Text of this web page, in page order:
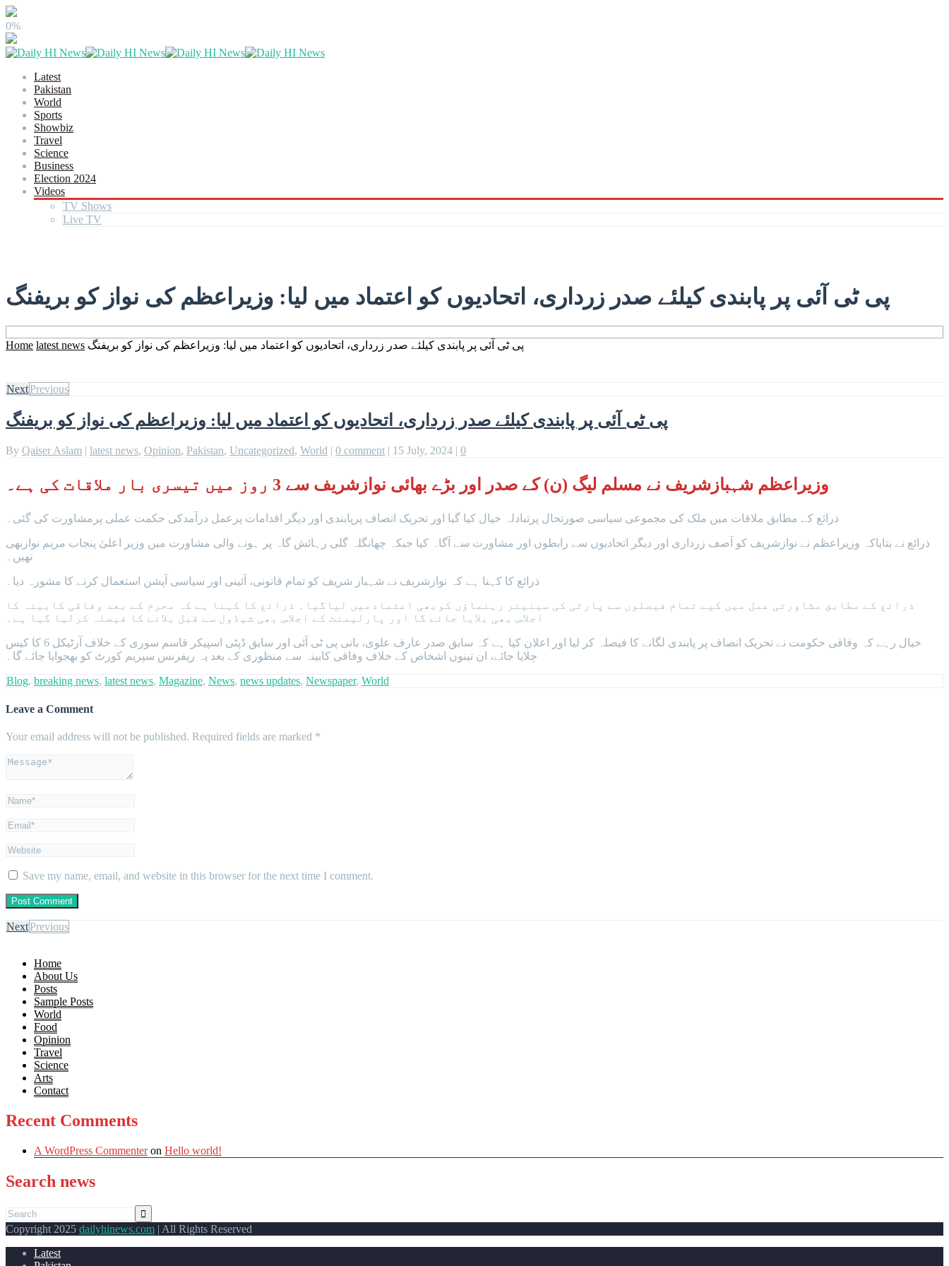
0%
Latest
Pakistan
World
Sports
Showbiz
Travel
Science
Business
Election 2024
Videos
TV Shows
Live TV
پی ٹی آئی پر پابندی کیلئے صدر زرداری، اتحادیوں کو اعتماد میں لیا: وزیراعظم کی نواز کو بریفنگ
Home latest news پی ٹی آئی پر پابندی کیلئے صدر زرداری، اتحادیوں کو اعتماد میں لیا: وزیراعظم کی نواز کو بریفنگ
NextPrevious
پی ٹی آئی پر پابندی کیلئے صدر زرداری، اتحادیوں کو اعتماد میں لیا: وزیراعظم کی نواز کو بریفنگ
By Qaiser Aslam | latest news, Opinion, Pakistan, Uncategorized, World | 0 comment | 15 July, 2024 | 0
وزیراعظم شہبازشریف نے مسلم لیگ (ن) کے صدر اور بڑے بھائی نوازشریف سے 3 روز میں تیسری بار ملاقات کی ہے۔
ذرائع کے مطابق ملاقات میں ملک کی مجموعی سیاسی صورتحال پرتبادلہ خیال کیا گیا اور تحریک انصاف پرپابندی اور دیگر اقدامات پرعمل درآمدکی حکمت عملی پرمشاورت کی گئی۔
ذرائع نے بتایاکہ وزیراعظم نے نوازشریف کو آصف زرداری اور دیگر اتحادیوں سے رابطوں اور مشاورت سے آگاہ کیا جبکہ چھانگلہ گلی رہائش گاہ پر ہونے والی مشاورت میں وزیر اعلیٰ پنجاب مریم نوازبھی
تھیں۔
ذرائع کا کہنا ہے کہ نوازشریف نے شہباز شریف کو تمام قانونی، آئینی اور سیاسی آپشن استعمال کرنے کا مشورہ دیا۔
ذرائع کے مطابق مشاورتی عمل میں کیے تمام فیصلوں سے پارٹی کی سینیئر رہنماؤں کوبھی اعتمادمیں لیاگیا۔ ذرائع کا کہنا ہے کہ محرم کے بعد وفاقی کابینہ کا
اجلاس بھی بلایا جائے گا اور پارلیمنٹ کے اجلاس بھی شیڈول سے قبل بلانے کا فیصلہ کرلیا گیا ہے۔
خیال رہے کہ وفاقی حکومت نے تحریک انصاف پر پابندی لگانے کا فیصلہ کر لیا اور اعلان کیا ہے کہ سابق صدر عارف علوی، بانی پی ٹی آئی اور سابق ڈپٹی اسپیکر قاسم سوری کے خلاف آرٹیکل 6 کا کیس
چلایا جائے، ان تینوں اشخاص کے خلاف وفاقی کابینہ سے منظوری کے بعد یہ ریفرنس سپریم کورٹ کو بھجوایا جائے گا۔
Blog, breaking news, latest news, Magazine, News, news updates, Newspaper, World
Leave a Comment
Your email address will not be published. Required fields are marked *
Save my name, email, and website in this browser for the next time I comment.
NextPrevious
Home
About Us
Posts
Sample Posts
World
Food
Opinion
Travel
Science
Arts
Contact
Recent Comments
A WordPress Commenteron Hello world!
Search news
Copyright 2025 dailyhinews.com | All Rights Reserved
Latest